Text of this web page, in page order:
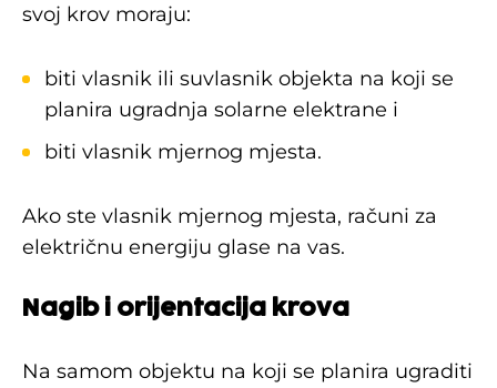
svoj krov moraju:
biti vlasnik ili suvlasnik objekta na koji se
planira ugradnja solarne elektrane i
biti vlasnik mjernog mjesta.
Ako ste vlasnik mjernog mjesta, računi za
električnu energiju glase na vas.
Nagib i orijentacija krova
Na samom objektu na koji se planira ugraditi